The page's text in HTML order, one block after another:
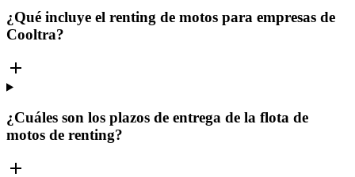
¿Qué incluye el renting de motos para empresas de
Cooltra?
¿Cuáles son los plazos de entrega de la flota de
motos de renting?